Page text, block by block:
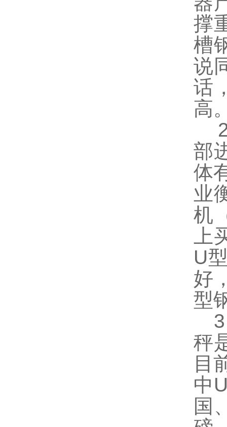
撑
槽
说
话
高
部
体
业
机
上
U
好
型
3
秤
目
中
国